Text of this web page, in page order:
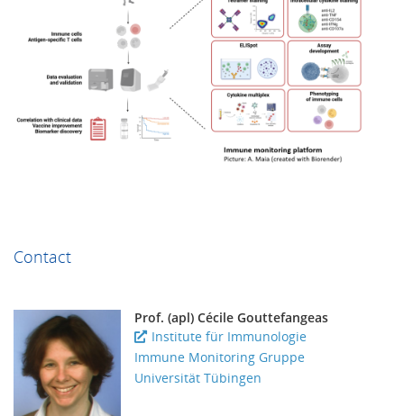
Contact
Prof. (apl) Cécile Gouttefangeas
Institute für Immunologie
Immune Monitoring Gruppe
Universität Tübingen